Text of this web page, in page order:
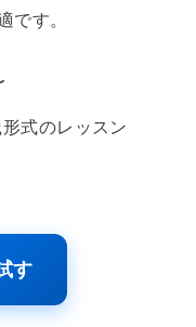
です。
式のレッスン
す